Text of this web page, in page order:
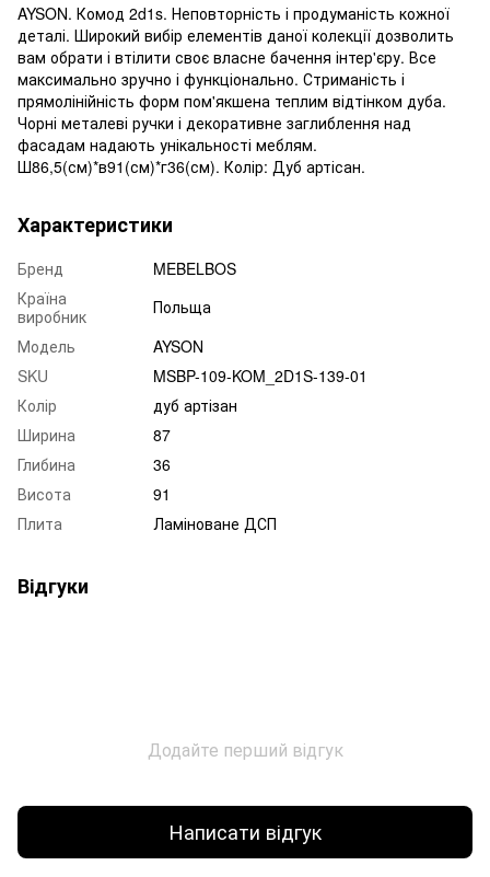
AYSON. Комод 2d1s. Неповторність і продуманість кожної
деталі. Широкий вибір елементів даної колекції дозволить
вам обрати і втілити своє власне бачення інтер'єру. Все
максимально зручно і функціонально. Стриманість і
прямолінійність форм пом'якшена теплим відтінком дуба.
Чорні металеві ручки і декоративне заглиблення над
фасадам надають унікальності меблям.
Ш86,5(см)*в91(см)*г36(см). Колір: Дуб артісан.
Характеристики
Бренд
MEBELBOS
Країна
виробник
Польща
Модель
AYSON
SKU
MSBP-109-KOM_2D1S-139-01
Колір
дуб артізан
Ширина
87
Глибина
36
Висота
91
Плита
Ламіноване ДСП
Відгуки
Додайте перший відгук
Написати відгук